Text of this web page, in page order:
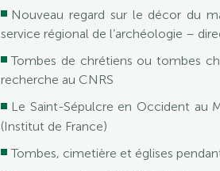
Nouveau regard sur le décor du
service régional de l’archéologie –
Tombes de chrétiens ou tombes
recherche au CNRS
Le Saint-Sépulcre en Occident au
(Institut de France)
Tombes, cimetière et églises